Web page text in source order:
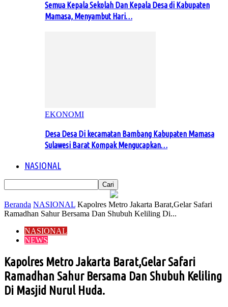
Semua Kepala Sekolah Dan Kepala Desa di Kabupaten
Mamasa, Menyambut Hari…
EKONOMI
Desa Desa Di kecamatan Bambang Kabupaten Mamasa
Sulawesi Barat Kompak Mengucapkan…
NASIONAL
Beranda NASIONAL Kapolres Metro Jakarta Barat,Gelar Safari
Ramadhan Sahur Bersama Dan Shubuh Keliling Di...
NASIONAL
NEWS
Kapolres Metro Jakarta Barat,Gelar Safari
Ramadhan Sahur Bersama Dan Shubuh Keliling
Di Masjid Nurul Huda.